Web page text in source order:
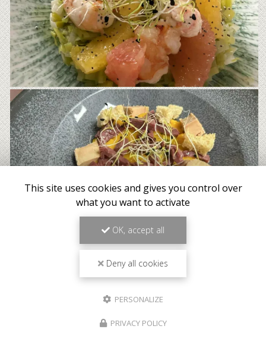
This site uses cookies and gives you control over
what you want to activate
OK, accept all
Deny all cookies
PERSONALIZE
PRIVACY POLICY